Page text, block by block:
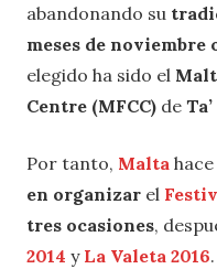
abandonando su
meses de noviembre
elegido ha sido el
Centre (MFCC) de
Por tanto, Malta
en organizar el
tres ocasiones,
2014 y La Valeta 2016.